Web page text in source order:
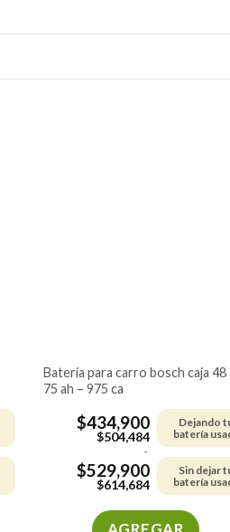
batería para carro bosch caja 48 –
75 ah – 975 ca
$434,900
$504,484
Dejando
batería
-
$529,900
$614,684
Sin dejar
batería